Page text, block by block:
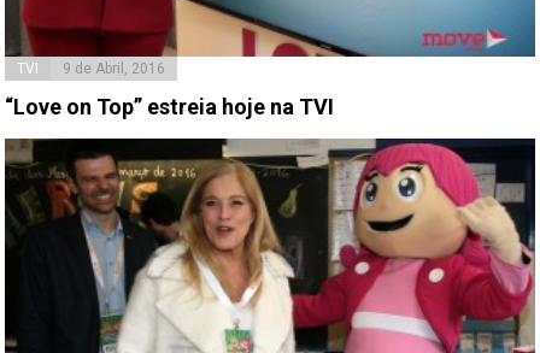
TVI 9 de Abril, 2016
“Love on Top” estreia hoje na TVI